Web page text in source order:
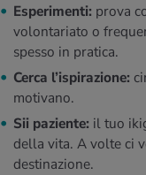
Esperimenti: prova
volontariato o
spesso in pratica.
Cerca l’ispirazione:
motivano.
Sii paziente: il tuo
della vita. A volte ci
destinazione.